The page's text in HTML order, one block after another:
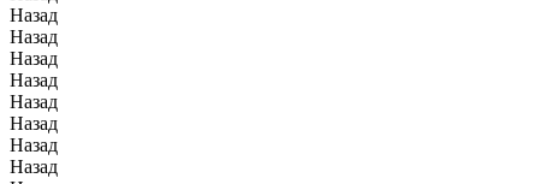
Назад
Назад
Назад
Назад
Назад
Назад
Назад
Назад